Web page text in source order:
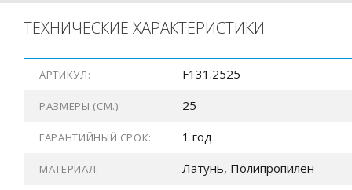
ТЕХНИЧЕСКИЕ ХАРАКТЕРИСТИКИ
АРТИКУЛ: F131.2525
РАЗМЕРЫ (СМ.): 25
ГАРАНТИЙНЫЙ СРОК: 1 год
МАТЕРИАЛ: Латунь, Полипропилен